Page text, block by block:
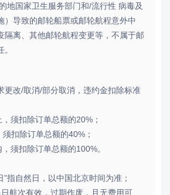
地国家卫生服务部门和/流行性 病毒及
）导致的邮轮船票或邮轮航程意外中
隔离、其他邮轮航程变更等，不属于邮
更改/取消/部分取消，违约金扣除标准
须扣除订单总额的20%；
扣除订单总额的40%；
须扣除订单总额的100%。
”指自然日，以中国北京时间为准；
航次有效，过期作废，且无费用可